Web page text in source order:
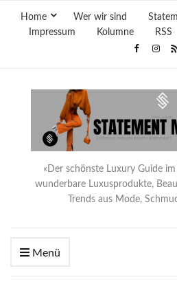
Home Wer wir sind
Impressum
Kolumne RSS
«Der schönste Luxury Guide
wunderbare Luxusprodukte,
Trends aus Mode,
Menü